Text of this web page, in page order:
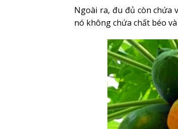
Ngoài ra, đu đủ còn chứa
nó không chứa chất béo